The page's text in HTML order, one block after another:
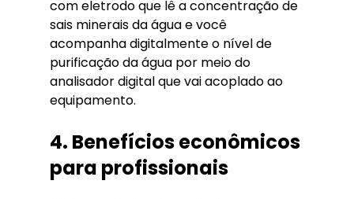
com eletrodo que lê a concentração de
sais minerais da água e você
acompanha digitalmente o nível de
purificação da água por meio do
analisador digital que vai acoplado ao
equipamento.
4. Benefícios econômicos
para profissionais